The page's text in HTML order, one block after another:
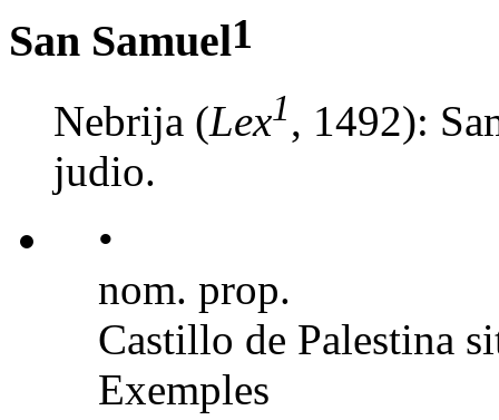
San Samuel1
Nebrija (Lex1, 1492):
judio.
•
nom. prop.
Castillo de Palestina
Exemples